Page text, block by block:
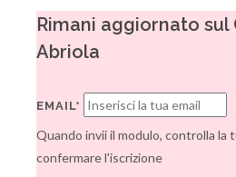
Rimani aggiornato sul
Abriola
EMAIL*
Quando invii il modulo, controlla la
confermare l'iscrizione